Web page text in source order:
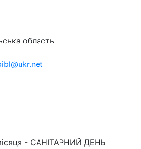
область
- САНІТАРНИЙ ДЕНЬ